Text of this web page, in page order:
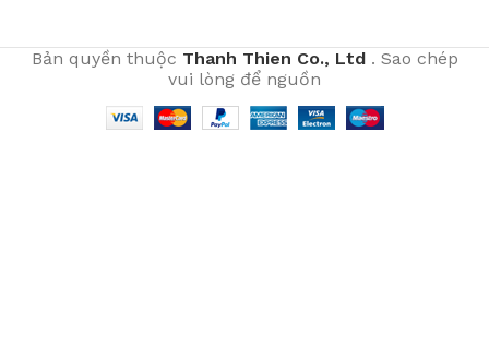
Bản quyền thuộc Thanh Thien Co., Ltd. Sao chép
vui lòng để nguồn